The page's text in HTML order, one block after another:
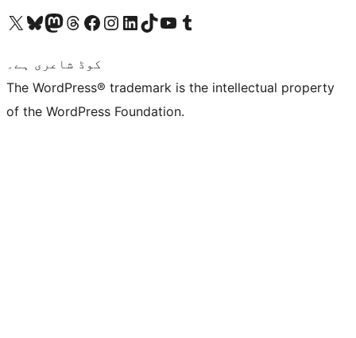
Visit our X (formerly Twitter) account
ہمارے بلیواسکائی اکاؤنٹ پر جائیں
Visit our Mastodon account
ہمارے ٹھریڈز اکاؤنٹ پر جائیں
Visit our Facebook page
Visit our Instagram account
Visit our LinkedIn account
ہمارے ٹک ٹاک اکاؤنٹ پر جائیں
Visit our YouTube channel
ہمارے ٹمبلر اکاؤنٹ پر جائیں
کوڈ شاعری ہے۔
The WordPress® trademark is the intellectual property
of the WordPress Foundation.